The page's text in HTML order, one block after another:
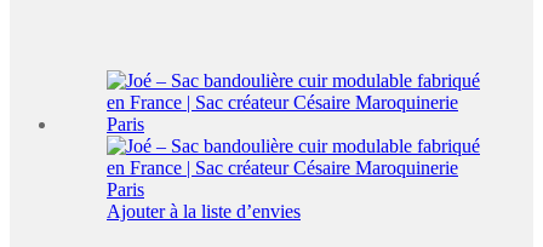
Ajouter à la liste d’envies